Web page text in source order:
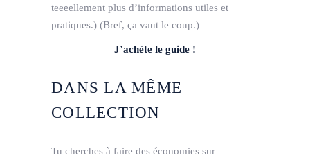
teeeellement plus d’informations utiles et
pratiques.) (Bref, ça vaut le coup.)
J’achète le guide !
DANS LA MÊME
COLLECTION
Tu cherches à faire des économies sur